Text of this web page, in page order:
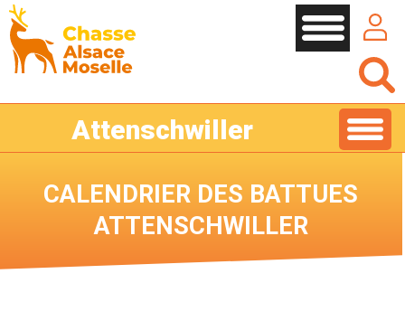
Attenschwiller
CALENDRIER DES BATTUES
ATTENSCHWILLER
Cookies management panel